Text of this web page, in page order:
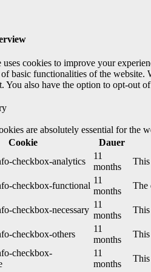
cookies to improve your
basic functionalities of the website.
You also have the option to opt-out
are absolutely essential for the
Cookie
Dauer
checkbox-analytics
11
months
checkbox-functional
11
months
The
checkbox-necessary
11
months
This
checkbox-others
11
months
This
checkbox-
11
months